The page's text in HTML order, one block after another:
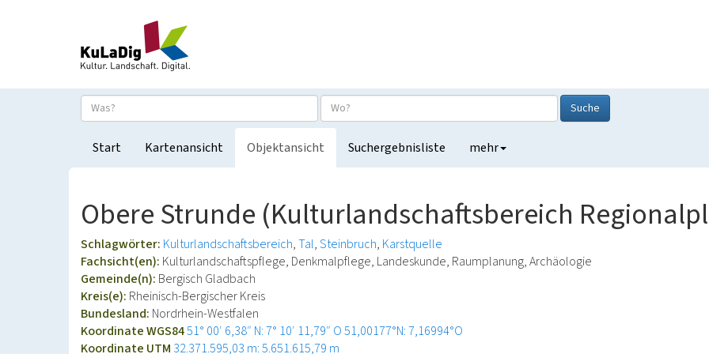
Suche
Start Kartenansicht Objektansicht Suchergebnisliste mehr
Obere Strunde (Kulturlandschaftsbereich
Schlagwörter: Kulturlandschaftsbereich Tal Steinbruch Karstquelle
Fachsicht(en): Kulturlandschaftspflege, Denkmalpflege, Landeskunde, Raumplanung, Archäologie
Gemeinde(n): Bergisch Gladbach
Kreis(e): Rheinisch-Bergischer Kreis
Bundesland: Nordrhein-Westfalen
Koordinate WGS8451° 00′ 6,38″ N: 7° 10′ 11,79″ O51,00177°N: 7,16994°O
Koordinate UTM 32.371.595,03 m: 5.651.615,79 m